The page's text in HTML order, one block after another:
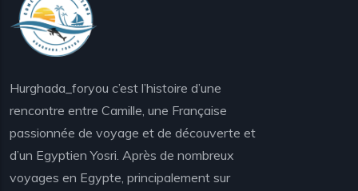
Hurghada_foryou c’est l’histoire d’une
rencontre entre Camille, une Française
passionnée de voyage et de découverte et
d’un Egyptien Yosri. Après de nombreux
voyages en Egypte, principalement sur